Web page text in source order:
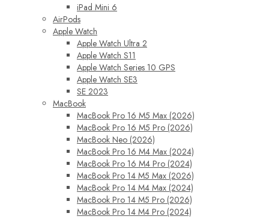
iPad Mini 6
AirPods
Apple Watch
Apple Watch Ultra 2
Apple Watch S11
Apple Watch Series 10 GPS
Apple Watch SE3
SE 2023
MacBook
MacBook Pro 16 M5 Max (2026)
MacBook Pro 16 M5 Pro (2026)
MacBook Neo (2026)
MacBook Pro 16 M4 Max (2024)
MacBook Pro 16 M4 Pro (2024)
MacBook Pro 14 M5 Max (2026)
MacBook Pro 14 M4 Max (2024)
MacBook Pro 14 M5 Pro (2026)
MacBook Pro 14 M4 Pro (2024)